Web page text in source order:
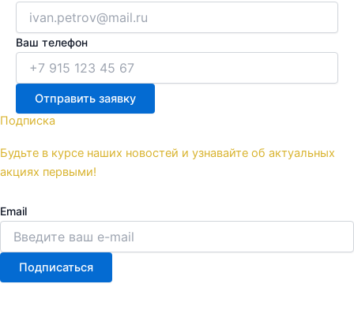
Ваш телефон
Отправить заявку
Подписка
Будьте в курсе наших новостей и узнавайте об актуальных
акциях первыми!
Email
Подписаться